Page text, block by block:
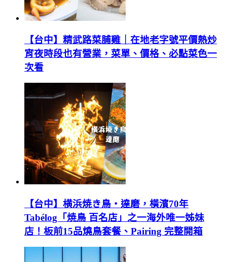
【台中】精武路菜脯雞｜在地老字號平價熱炒
宵夜時段也有營業，菜單、價格、必點菜色一
次看
【台中】横浜焼き鳥‧達磨，橫濱70年
Tabélog「焼鳥 百名店」之一海外唯一姊妹
店！板前15品燒鳥套餐、Pairing 完整開箱